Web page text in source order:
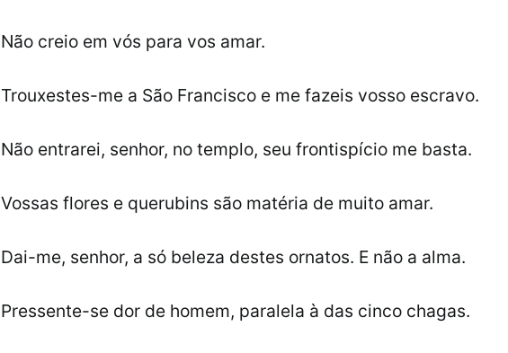
Não creio em vós para vos amar.
Trouxestes-me a São Francisco e me fazeis vosso escravo.
Não entrarei, senhor, no templo, seu frontispício me basta.
Vossas flores e querubins são matéria de muito amar.
Dai-me, senhor, a só beleza destes ornatos. E não a alma.
Pressente-se dor de homem, paralela à das cinco chagas.